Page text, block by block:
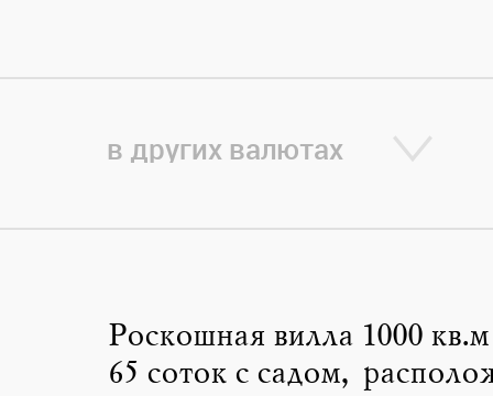
в других валютах
Роскошная вилла 1000 кв.м
65 соток с садом,